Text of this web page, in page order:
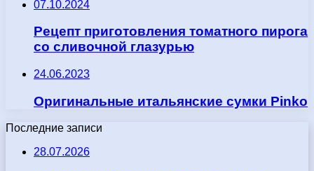
07.10.2024
Рецепт приготовления томатного пирога
со сливочной глазурью
24.06.2023
Оригинальные итальянские сумки Pinko
Последние записи
28.07.2026